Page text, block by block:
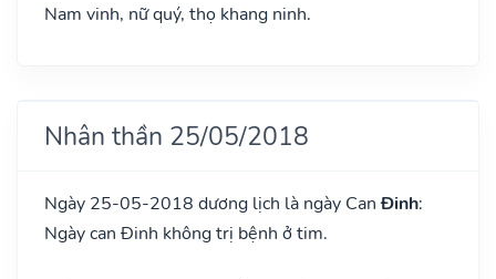
Nam vinh, nữ quý, thọ khang ninh.
Nhân thần 25/05/2018
Ngày 25-05-2018 dương lịch là ngày CanĐinh:
Ngày can Đinh không trị bệnh ở tim.